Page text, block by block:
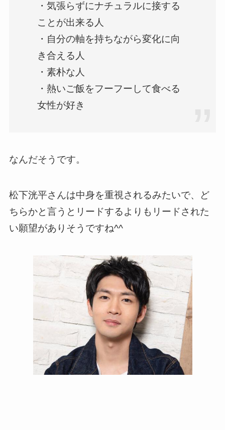
・気張らずにナチュラルに接する
ことが出来る人
・自分の軸を持ちながら変化に向
き合える人
・素朴な人
・熱いご飯をフーフーして食べる
女性が好き
なんだそうです。
松下洸平さんは中身を重視されるみたいで、ど
ちらかと言うとリードするよりもリードされた
い願望がありそうですね^^